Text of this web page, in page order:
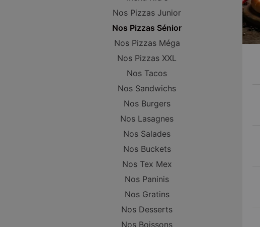
Nos Pizzas Junior
Nos Pizzas Sénior
Nos Pizzas Méga
Nos Pizzas XXL
Nos Tacos
Nos Sandwichs
Nos Burgers
Nos Lasagnes
Nos Salades
Nos Buckets
Nos Tex Mex
Nos Paninis
Nos Gratins
Nos Desserts
Nos Boissons